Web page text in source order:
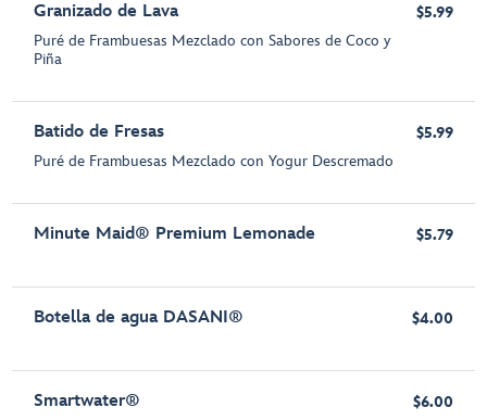
Granizado de Lava
Puré de Frambuesas Mezclado con Sabores de Coco y
Piña
$5.99
Batido de Fresas
Puré de Frambuesas Mezclado con Yogur Descremado
$5.99
Minute Maid® Premium Lemonade $5.79
Botella de agua DASANI® $4.00
Smartwater® $6.00